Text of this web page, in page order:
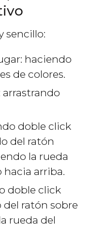
sencillo:
haciendo
de colores.
arrastrando
doble click
del ratón
la rueda
hacia arriba.
doble click
ratón sobre
rueda del